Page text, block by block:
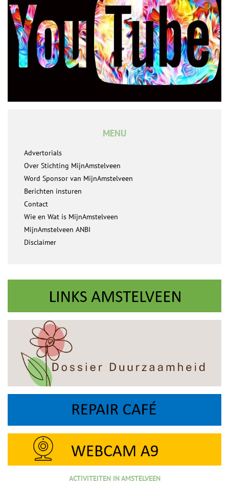
MENU
Advertorials
Over Stichting MijnAmstelveen
Word Sponsor van MijnAmstelveen
Berichten insturen
Contact
Wie en Wat is MijnAmstelveen
MijnAmstelveen ANBI
Disclaimer
ACTIVITEITEN IN AMSTELVEEN